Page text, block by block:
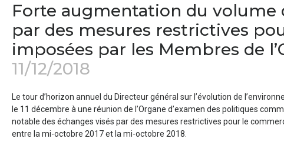
Forte augmentation du volume
par des mesures restrictives
imposées par les Membres de
11/12/2018
Le tour d’horizon annuel du Directeur général sur l’évolution de
le 11 décembre à une réunion de l’Organe d’examen des politiques
notable des échanges visés par des mesures restrictives pour le
entre la mi-octobre 2017 et la mi-octobre 2018.